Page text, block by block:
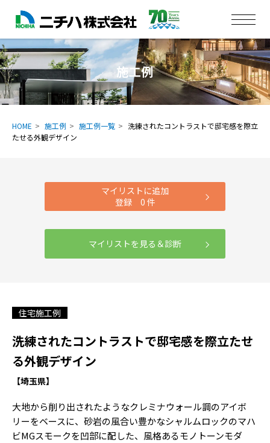
施工例
HOME 施工例 施工例一覧
洗練されたコントラストで邸宅感を際立
たせる外観デザイン
マイリストに追加
登録 0 件
マイリストを見る＆診断
住宅施工例
洗練されたコントラストで邸宅感を際立たせ
る外観デザイン
【埼玉県】
大地から削り出されたようなクレミナウォール調のアイボ
リーをベースに、砂岩の風合い豊かなシャルムロックのマハ
ビMGスモークを凹部に配した、風格あるモノトーンモダ